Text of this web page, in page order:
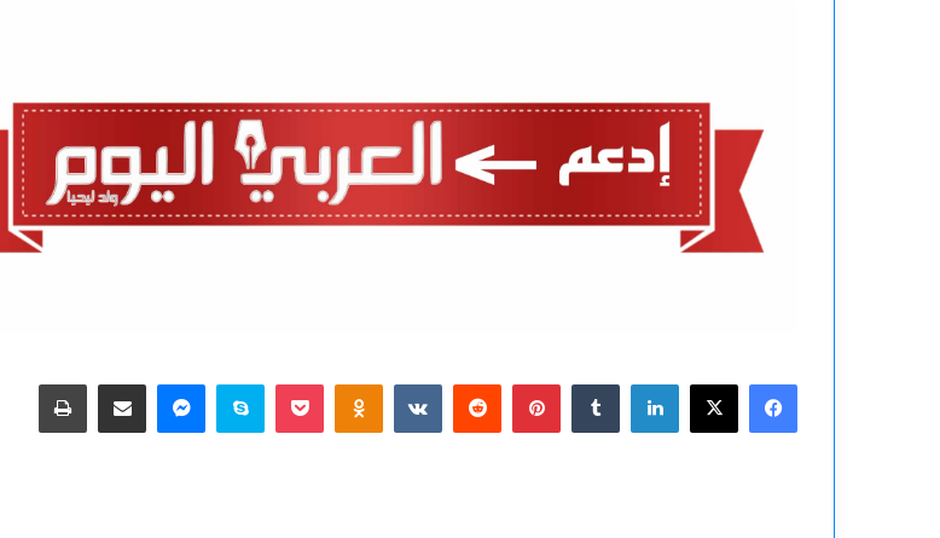
فيسبوك
‫X لينكدإن بينتيريست Odnoklassniki
‫Pocketسكايبماسنجرمشاركة عبر البريد طباعة